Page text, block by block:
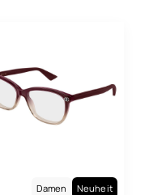
Damen Neuheit